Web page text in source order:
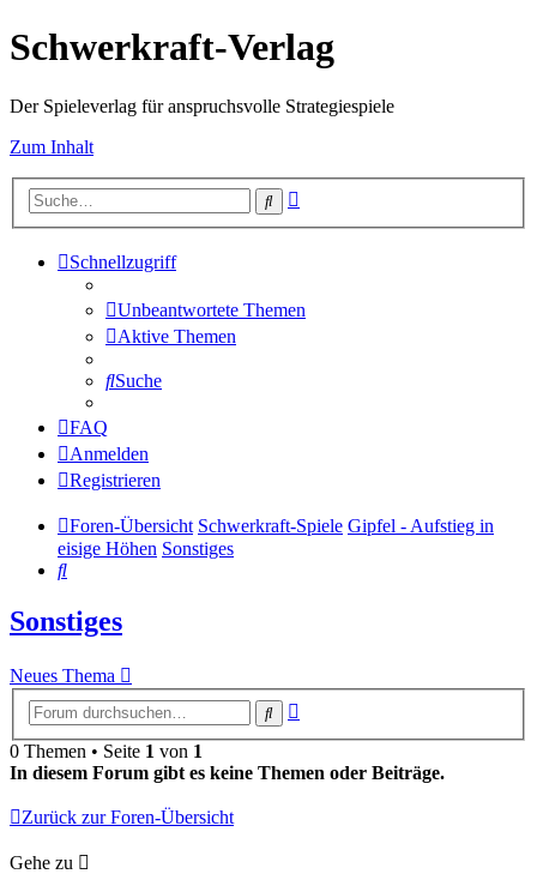
Schwerkraft-Verlag
Der Spieleverlag für anspruchsvolle Strategiespiele
Zum Inhalt
Suche
Schnellzugriff
Unbeantwortete Themen
Aktive Themen
Suche
FAQ
Anmelden
Registrieren
Foren-Übersicht Schwerkraft-Spiele Gipfel - Aufstieg in
eisige Höhen Sonstiges
Suche
Sonstiges
Neues Thema
Suche
0 Themen • Seite 1 von 1
In diesem Forum gibt es keine Themen oder Beiträge.
Zurück zur Foren-Übersicht
Gehe zu